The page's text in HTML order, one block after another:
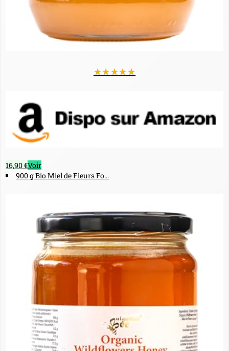
★★★★★
16,90 €Voir
900 g Bio Miel de Fleurs Fo...